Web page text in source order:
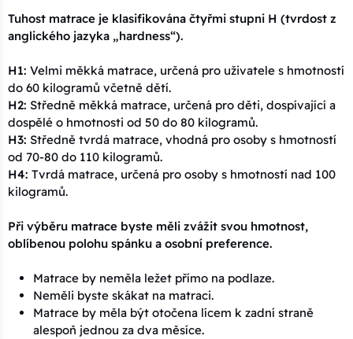
Tuhost matrace je klasifikována čtyřmi stupni H (tvrdost z
anglického jazyka „hardness“).
H1: Velmi měkká matrace, určená pro uživatele s hmotností
do 60 kilogramů včetně dětí.
H2: Středně měkká matrace, určená pro děti, dospívající a
dospělé o hmotnosti od 50 do 80 kilogramů.
H3: Středně tvrdá matrace, vhodná pro osoby s hmotností
od 70-80 do 110 kilogramů.
H4: Tvrdá matrace, určená pro osoby s hmotností nad 100
kilogramů.
Při výběru matrace byste měli zvážit svou hmotnost,
oblíbenou polohu spánku a osobní preference.
Matrace by neměla ležet přímo na podlaze.
Neměli byste skákat na matraci.
Matrace by měla být otočena lícem k zadní straně
alespoň jednou za dva měsíce.